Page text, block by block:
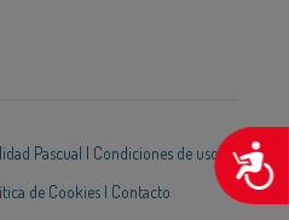
Pascual | Condiciones de uso|
de Cookies | Contacto